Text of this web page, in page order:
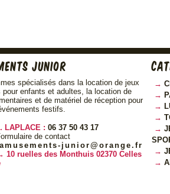
Junior
spécialisés dans la location de jeux
pour enfants et adultes, la location de
et de matériel de réception pour
festifs.
LAPLACE : 06 37 50 43 17
de contact
amusements-junior@orange.fr
10 ruelles des Monthuis 02370 Celles